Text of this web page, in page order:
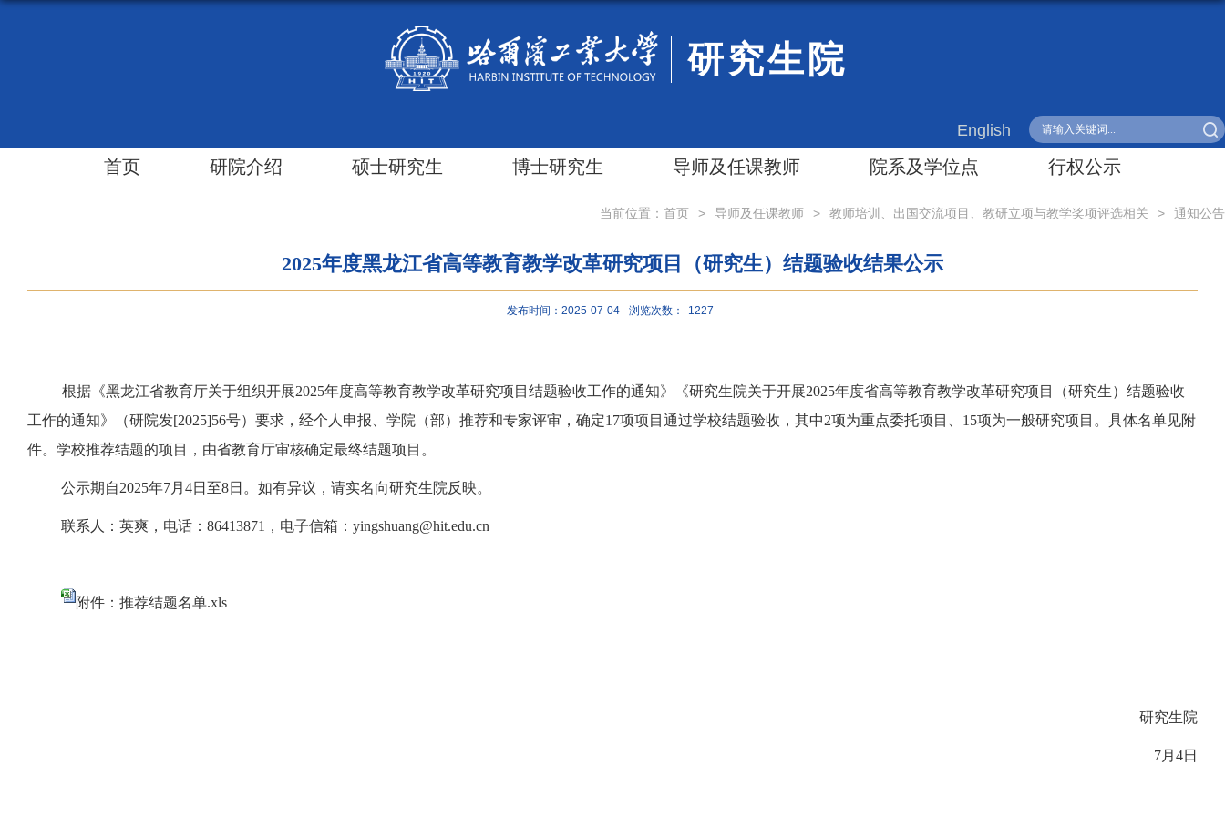
研究生院
English
首页 研院介绍 硕士研究生 博士研究生 导师及任课教师 院系及学位点 行权公示
当前位置： 首页 > 导师及任课教师 > 教师培训、出国交流项目、教研立项与教学奖项评选相关 > 通知公告
2025年度黑龙江省高等教育教学改革研究项目（研究生）结题验收结果公示
发布时间：2025-07-04 浏览次数： 1227
根据《黑龙江省教育厅关于组织开展2025年度高等教育教学改革研究项目结题验收工作的通知》《研究生院关于开展2025年度省高等教育教学改革研究项目（研究生）结题验收
工作的通知》（研院发[2025]56号）要求，经个人申报、学院（部）推荐和专家评审，确定17项项目通过学校结题验收，其中2项为重点委托项目、 15项为一般研究项目。具体名单见附
件。学校推荐结题的项目，由省教育厅审核确定最终结题项目。
公示期自2025年7月 4日至8日。如有异议，请实名向研究生院反映。
联系人：英爽，电话： 86413871 ，电子信箱： yingshuang@hit.edu.cn
附件：推荐结题名单.xls
研究生院
7月 4日